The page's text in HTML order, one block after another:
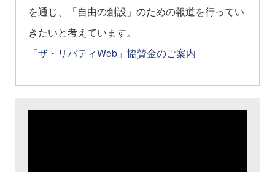
を通じ、「自由の創設」のための報道を行ってい
きたいと考えています。
「ザ・リバティWeb」協賛金のご案内